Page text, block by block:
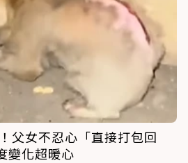
父女不忍心「直接打包回
變化超暖心